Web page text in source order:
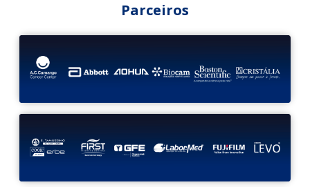
Parceiros